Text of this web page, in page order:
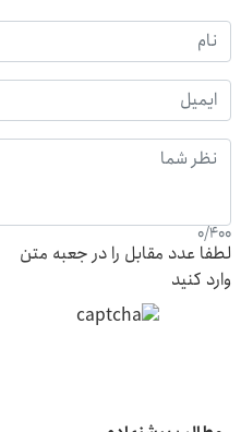
0/400
لطفا عدد مقابل را در جعبه متن
وارد کنید